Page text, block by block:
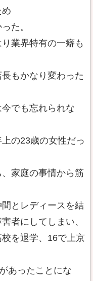
た。
業界特有の一癖も
もかなり変わった
でも忘れられな
の23歳の女性だっ
家庭の事情から筋
とレディースを結
者にしてしまい、
を退学、16で上京
あったことにな